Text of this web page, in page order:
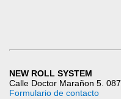
NEW ROLL SYSTEM
Calle Doctor Marañon 5.
Formulario de contacto